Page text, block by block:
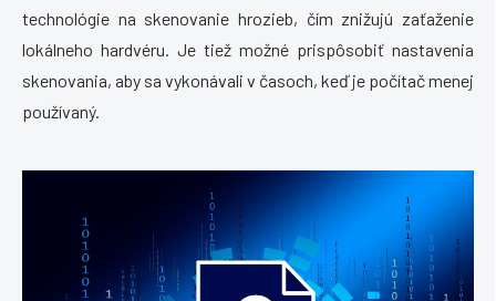
technológie na skenovanie hrozieb, čím znižujú zaťaženie
lokálneho hardvéru. Je tiež možné prispôsobiť nastavenia
skenovania, aby sa vykonávali v časoch, keď je počítač menej
používaný.